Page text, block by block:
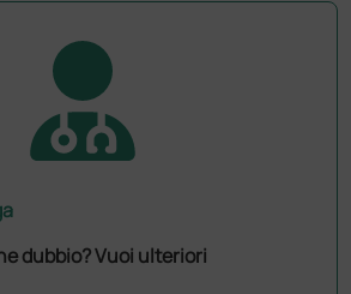
dubbio? Vuoi ulteriori